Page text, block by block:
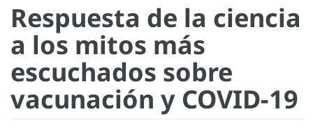
Respuesta de la ciencia
a los mitos más
escuchados sobre
vacunación y COVID-19​